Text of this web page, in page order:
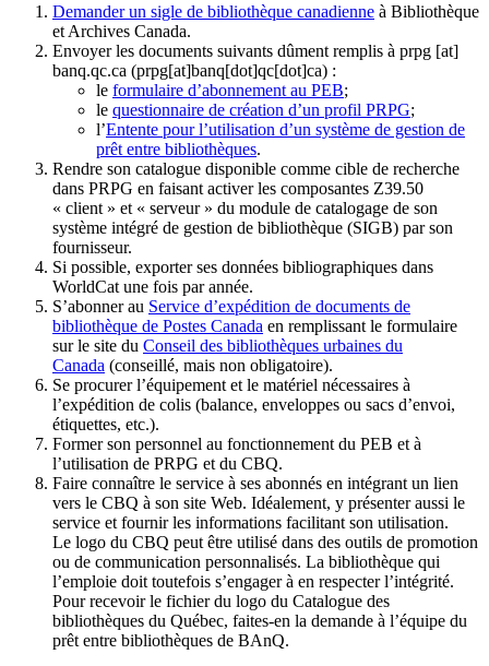
Demander un sigle de bibliothèque canadienne à Bibliothèque
et Archives Canada.
Envoyer les documents suivants dûment remplis à prpg [at]
banq.qc.ca (prpg[at]banq[dot]qc[dot]ca) :
le formulaire d’abonnement au PEB;
le questionnaire de création d’un profil PRPG;
l’Entente pour l’utilisation d’un système de gestion de
prêt entre bibliothèques.
Rendre son catalogue disponible comme cible de recherche
dans PRPG en faisant activer les composantes Z39.50
« client » et « serveur » du module de catalogage de son
système intégré de gestion de bibliothèque (SIGB) par son
fournisseur.
Si possible, exporter ses données bibliographiques dans
WorldCat une fois par année.
S’abonner au Service d’expédition de documents de
bibliothèque de Postes Canada en remplissant le formulaire
sur le site du Conseil des bibliothèques urbaines du
Canada (conseillé, mais non obligatoire).
Se procurer l’équipement et le matériel nécessaires à
l’expédition de colis (balance, enveloppes ou sacs d’envoi,
étiquettes, etc.).
Former son personnel au fonctionnement du PEB et à
l’utilisation de PRPG et du CBQ.
Faire connaître le service à ses abonnés en intégrant un lien
vers le CBQ à son site Web. Idéalement, y présenter aussi le
service et fournir les informations facilitant son utilisation.
Le logo du CBQ peut être utilisé dans des outils de promotion
ou de communication personnalisés. La bibliothèque qui
l’emploie doit toutefois s’engager à en respecter l’intégrité.
Pour recevoir le fichier du logo du Catalogue des
bibliothèques du Québec, faites-en la demande à l’équipe du
prêt entre bibliothèques de BAnQ.